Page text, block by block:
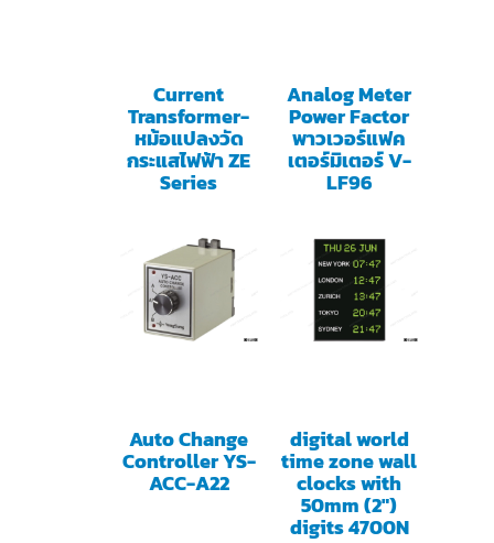
Current
Transformer-
หม้อแปลงวัด
กระแสไฟฟ้า ZE
Series
Analog Meter
Power Factor
พาวเวอร์แฟค
เตอร์มิเตอร์ V-
LF96
Auto Change
Controller YS-
ACC-A22
digital world
time zone wall
clocks with
50mm (2″)
digits 4700N